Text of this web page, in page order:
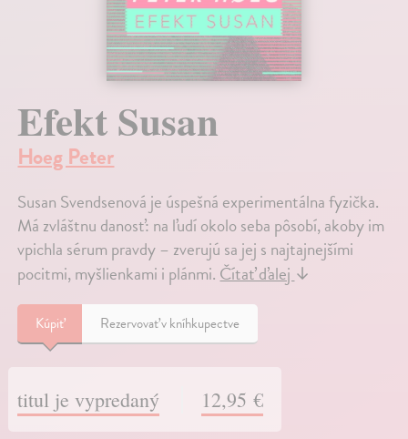
Efekt Susan
Hoeg Peter
Susan Svendsenová je úspešná experimentálna fyzička.
Má zvláštnu danosť: na ľudí okolo seba pôsobí, akoby im
vpichla sérum pravdy – zverujú sa jej s najtajnejšími
pocitmi, myšlienkami i plánmi. Čítať ďalej ↓
Kúpiť Rezervovať v kníhkupectve
titul je vypredaný 12,95 €